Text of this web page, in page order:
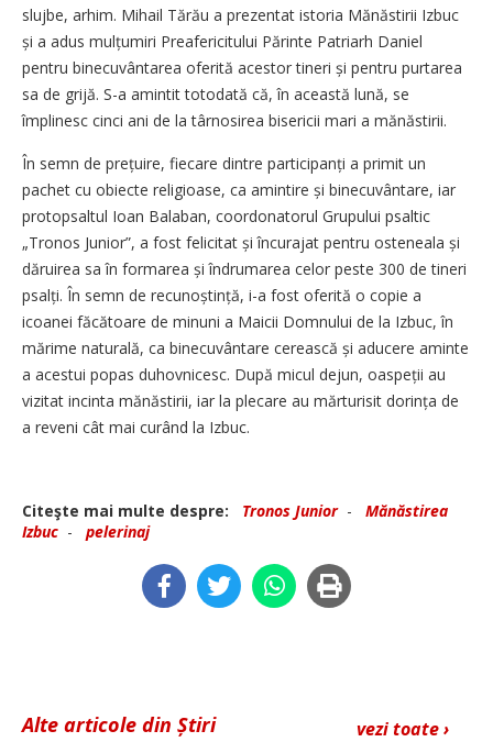
slujbe, arhim. Mihail Tărău a prezentat istoria Mănăstirii Izbuc
și a adus mulțumiri Preafericitului Părinte Patriarh Daniel
pentru binecuvântarea oferită acestor tineri și pentru purtarea
sa de grijă. S-a amintit totodată că, în această lună, se
împlinesc cinci ani de la târnosirea bisericii mari a mănăstirii.
În semn de prețuire, fiecare dintre participanți a primit un
pachet cu obiecte religioase, ca amintire și binecuvântare, iar
protopsaltul Ioan Balaban, coordonatorul Grupului psaltic
„Tronos Junior”, a fost felicitat și încurajat pentru osteneala și
dăruirea sa în formarea și îndrumarea celor peste 300 de tineri
psalți. În semn de recunoștință, i-a fost oferită o copie a
icoanei făcătoare de minuni a Maicii Domnului de la Izbuc, în
mărime naturală, ca binecuvântare cerească și aducere aminte
a acestui popas duhovnicesc. După micul dejun, oaspeții au
vizitat incinta mănăstirii, iar la plecare au mărturisit dorința de
a reveni cât mai curând la Izbuc.
Citeşte mai multe despre: Tronos Junior- Mănăstirea
Izbuc - pelerinaj
vezi toate ›
Alte articole din Știri